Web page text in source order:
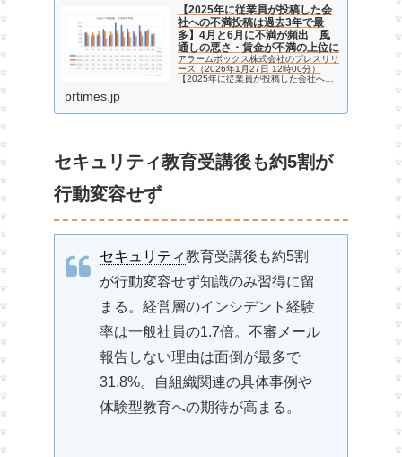
【2025年に従業員が投稿した会
社への不満投稿は過去3年で最
多】4月と6月に不満が頻出 風
通しの悪さ・賃金が不満の上位に
アラームボックス株式会社のプレスリリ
ース（2026年1月27日 12時00分）
【2025年に従業員が投稿した会社への
prtimes.jp
セキュリティ教育受講後も約5割が
行動変容せず
セキュリティ教育受講後も約5割
が行動変容せず知識のみ習得に留
まる。経営層のインシデント経験
率は一般社員の1.7倍。不審メール
報告しない理由は面倒が最多で
31.8%。自組織関連の具体事例や
体験型教育への期待が高まる。